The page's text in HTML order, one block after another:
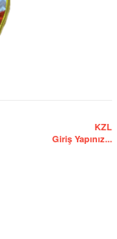
KZL
Giriş Yapınız...